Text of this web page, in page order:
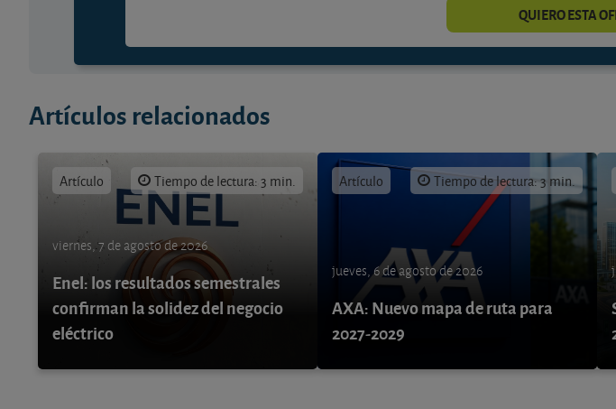
QUIERO ESTA
Artículos relacionados
Artículo Tiempo de lectura: 3 min.
viernes, 7 de agosto de 2026
Enel: los resultados semestrales
confirman la solidez del negocio
eléctrico
Artículo Tiempo de lectura: 3 min.
jueves, 6 de agosto de 2026
AXA: Nuevo mapa de ruta para
2027-2029